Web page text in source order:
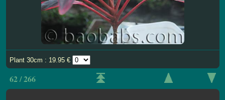
Plant 30cm : 19.95 €
62 / 266